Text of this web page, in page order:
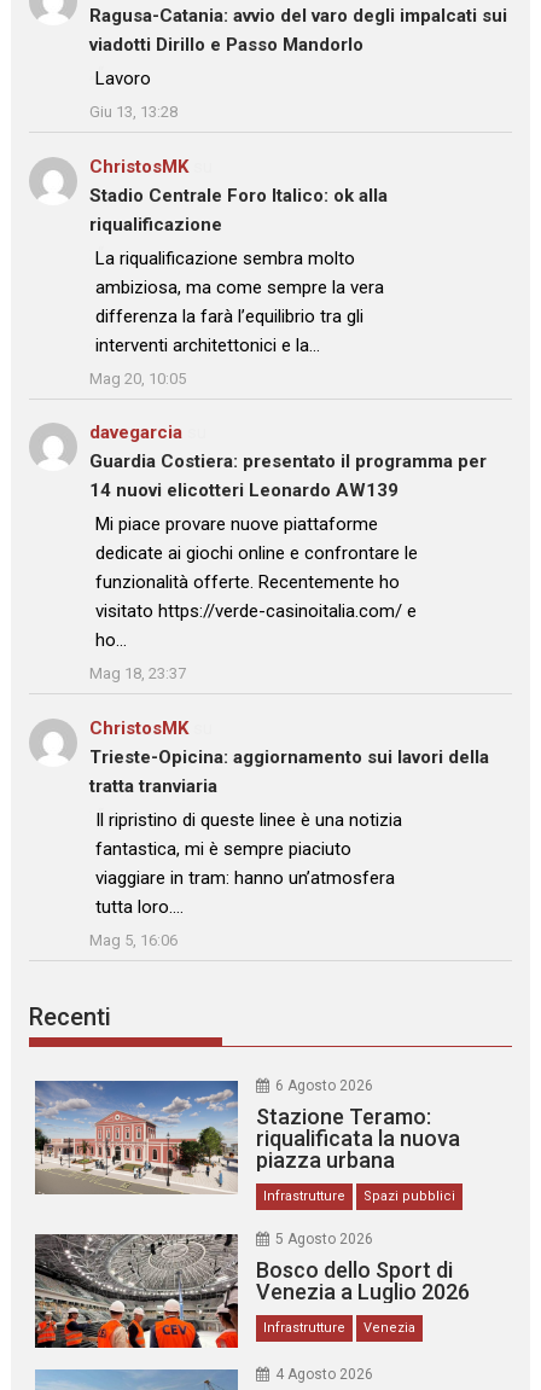
Ragusa-Catania: avvio del varo degli impalcati sui
viadotti Dirillo e Passo Mandorlo
: “Lavoro
”
Giu 13, 13:28
ChristosMKsu
Stadio Centrale Foro Italico: ok alla
riqualificazione
: “La riqualificazione sembra molto
ambiziosa, ma come sempre la vera
differenza la farà l’equilibrio tra gli
interventi architettonici e la…
”
Mag 20, 10:05
davegarcia
Guardia Costiera: presentato il programma per
14 nuovi elicotteri Leonardo AW139
: “
Mi piace provare nuove piattaforme
dedicate ai giochi online e confrontare le
funzionalità offerte. Recentemente ho
visitato https://verde-casinoitalia.com/ e
ho…
”
Mag 18, 23:37
ChristosMKsu
Trieste-Opicina: aggiornamento sui lavori della
tratta tranviaria
: “
Il ripristino di queste linee è una notizia
fantastica, mi è sempre piaciuto
viaggiare in tram: hanno un’atmosfera
tutta loro.…
”
Mag 5, 16:06
Recenti
6 Agosto 2026
Stazione Teramo:
riqualificata la nuova
piazza urbana
Infrastrutture Spazi pubblici
5 Agosto 2026
Bosco dello Sport di
Venezia a Luglio 2026
Infrastrutture Venezia
4 Agosto 2026